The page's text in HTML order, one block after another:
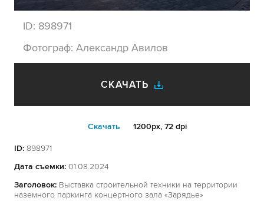
ID: 898971
Фотограф: Александр Авилов
СКАЧАТЬ
Cкачать 1200px, 72 dpi
ID: 898971
Дата съемки: 01.08.2024
Заголовок: Выставка строительной техники на территории
наземного паркинга концертного зала «Зарядье»